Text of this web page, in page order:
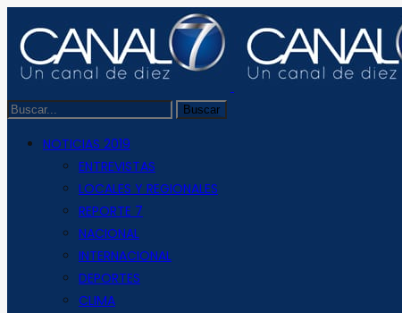
NOTICIAS 2019
ENTREVISTAS
LOCALES Y REGIONALES
REPORTE 7
NACIONAL
INTERNACIONAL
DEPORTES
CLIMA